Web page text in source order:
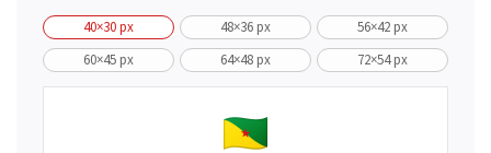
40×30 px 48×36 px
56×42 px
60×45 px
64×48 px 72×54 px